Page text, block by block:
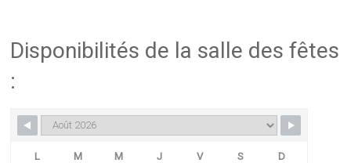
Disponibilités de la salle des fêtes
:
L M M J V S D